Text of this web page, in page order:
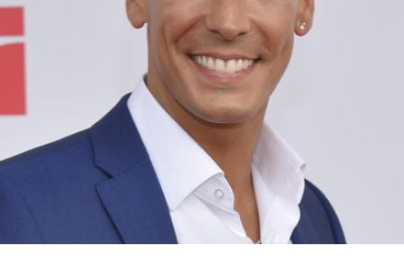
Alle Themen auf Promiflash
Jobs
App runterladen
Team
Redaktionelle Richtlinien
Impressum
Datenschutzerklärung